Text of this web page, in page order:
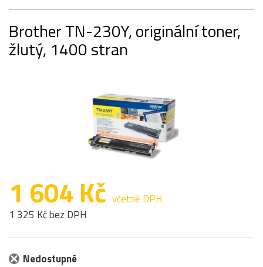
Brother TN-230Y, originální toner,
žlutý, 1400 stran
1 604 Kč včetně DPH
1 325 Kč bez DPH
Nedostupné